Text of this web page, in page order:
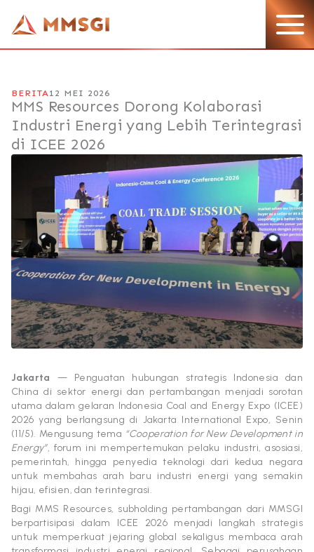
konten
BERITA12 MEI 2026
MMS Resources Dorong Kolaborasi
Industri Energi yang Lebih Terintegrasi
di ICEE 2026
Jakarta
— Penguatan hubungan strategis Indonesia dan
China di sektor energi dan pertambangan menjadi sorotan
utama dalam gelaran Indonesia Coal and Energy Expo (ICEE)
2026 yang berlangsung di Jakarta International Expo, Senin
(11/5). Mengusung tema “Cooperation for New Development in
Energy”, forum ini mempertemukan pelaku industri, asosiasi,
pemerintah, hingga penyedia teknologi dari kedua negara
untuk membahas arah baru industri energi yang semakin
hijau, efisien, dan terintegrasi.
Bagi MMS Resources, subholding pertambangan dari MMSGI
berpartisipasi dalam ICEE 2026 menjadi langkah strategis
untuk memperkuat jejaring global sekaligus membaca arah